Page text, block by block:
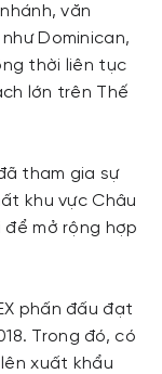
văn
Dominican,
thời liên tục
lớn trên Thế
tham gia sự
khu vực Châu
mở rộng hợp
phấn đấu đạt
Trong đó, có
xuất khẩu